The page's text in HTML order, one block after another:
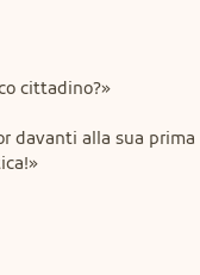
cittadino?»
davanti alla sua prima